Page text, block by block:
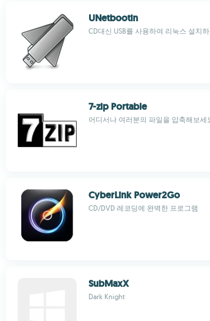
UNetbootin
CD대신 USB를 사용하여 리눅스 설치하
7-zip Portable
어디서나 여러분의 파일을 압축해보세
CyberLink Power2Go
CD/DVD 레코딩에 완벽한 프로그램
SubMaxX
Dark Knight